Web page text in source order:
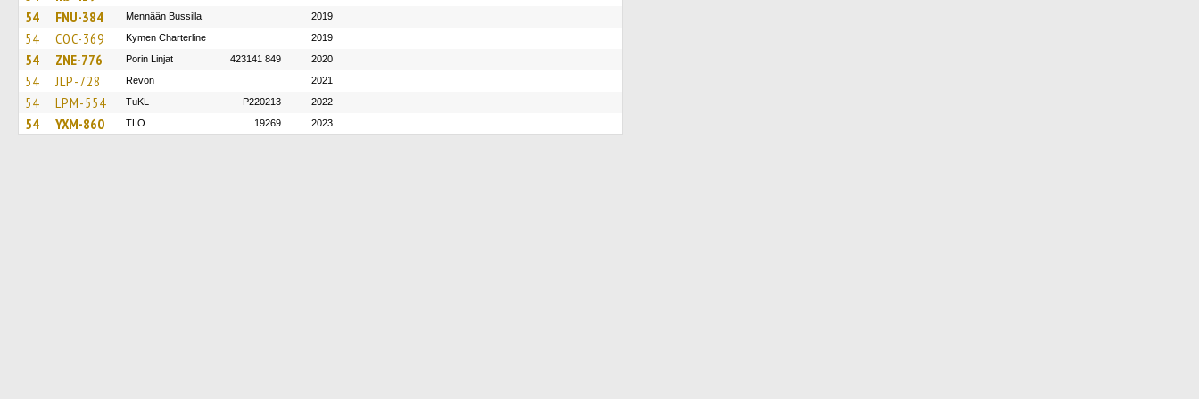
54 FNU-384 Mennään Bussilla 2019
54 COC-369 Kymen Charterline 2019
54 ZNE-776 Porin Linjat 423141 849 2020
54 JLP-728 Revon 2021
54 LPM-554 TuKL P220213 2022
54 YXM-860 TLO 19269 2023